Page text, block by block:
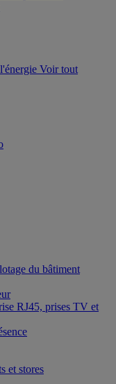
Voir tout
du bâtiment
RJ45, prises TV et
et stores